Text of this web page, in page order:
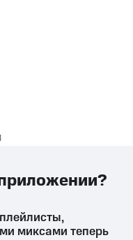
миксами теперь